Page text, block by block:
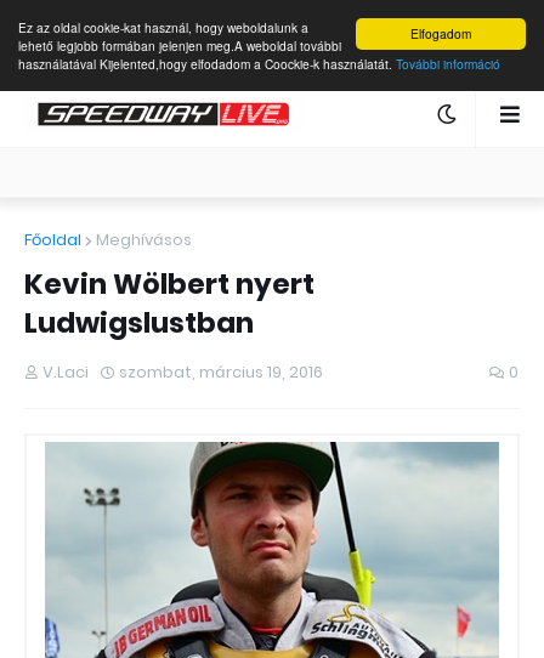
Elfogadom
Ez az oldal cookie-kat használ, hogy weboldalunk a
lehető legjobb formában jelenjen meg.A weboldal további
használatával Kijelented,hogy elfodadom a Coockie-k használatát. További információ
Főoldal Meghívásos
Kevin Wölbert nyert
Ludwigslustban
V.Laci szombat, március 19, 2016 0